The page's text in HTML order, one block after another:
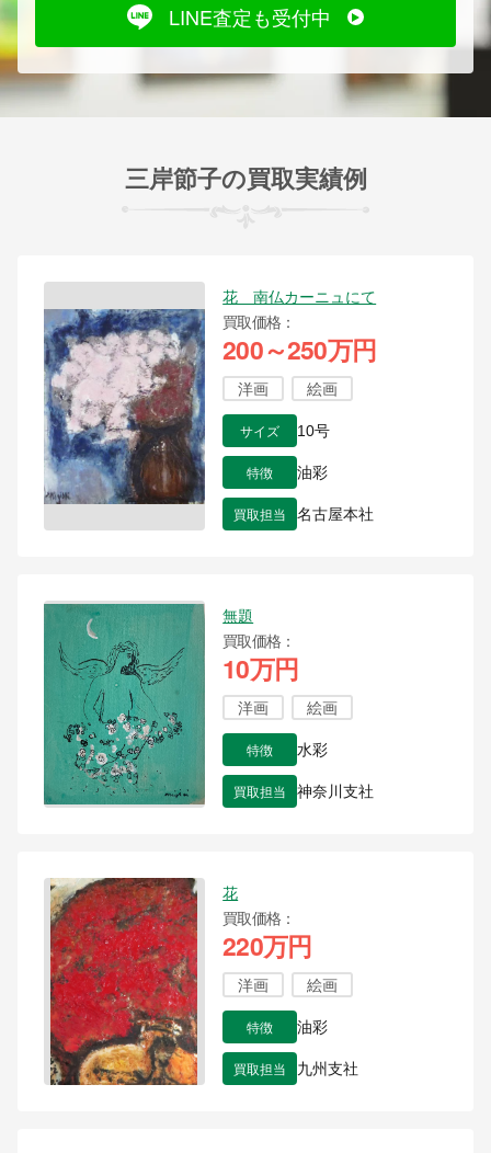
LINE査定も受付中
三岸節子の買取実績例
花 南仏カーニュにて
買取価格
200～250万円
洋画 絵画
サイズ 10号
特徴 油彩
買取担当 名古屋本社
無題
買取価格
10万円
洋画 絵画
特徴 水彩
買取担当 神奈川支社
花
買取価格
220万円
洋画 絵画
特徴 油彩
買取担当 九州支社